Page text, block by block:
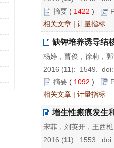
摘要 ( 1422 )
相关文章 | 计量指标
缺钾培养诱导结
杨婷，曹俊，徐莉，
2016 (11): 1549. doi:
摘要 ( 1092 )
相关文章 | 计量指标
增生性瘢痕发生
宋菲，刘英开，王西樵
2016 (11): 1553. doi: